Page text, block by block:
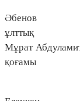
Әбенов -
ұлттық
Мұрат
қоғамы